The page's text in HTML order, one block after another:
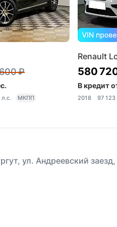
₽
л.с. МКПП
Renault
580
В кредит
2018 97 123
ул. Андреевский